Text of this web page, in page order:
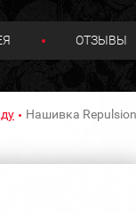
ОТЗЫВЫ
Нашивка